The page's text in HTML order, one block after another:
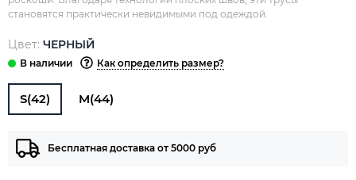
становятся практически невидимыми под одеждой.
Цвет: ЧЕРНЫЙ
Как определить размер?
S(42) M(44)
Бесплатная доставка от 5000 руб